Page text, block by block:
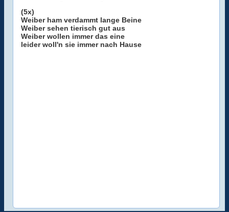
(5x)
Weiber ham verdammt lange Beine
Weiber sehen tierisch gut aus
Weiber wollen immer das eine
leider woll'n sie immer nach Hause